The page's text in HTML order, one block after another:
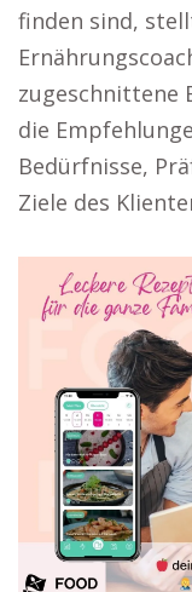
finden sind,
zugeschnittene
die
Bedürfnisse,
Ziele des